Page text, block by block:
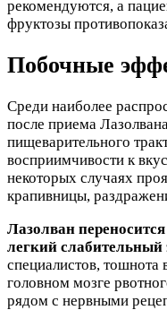
рекомендуются, а
фруктозы
Побочные
Среди наиболее
после приема
пищеварительного
восприимчивости к
некоторых случаях
крапивницы,
Лазолван
легкий слабительный
специалистов, тошнота
головном мозге
рядом с нервными